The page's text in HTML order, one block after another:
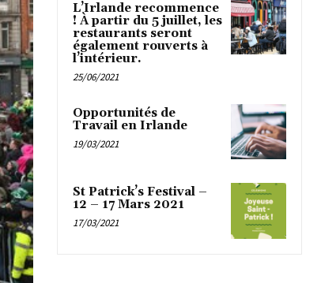
L’Irlande recommence
! À partir du 5 juillet, les
restaurants seront
également rouverts à
l’intérieur.
25/06/2021
Opportunités de
Travail en Irlande
19/03/2021
St Patrick’s Festival –
12 – 17 Mars 2021
17/03/2021